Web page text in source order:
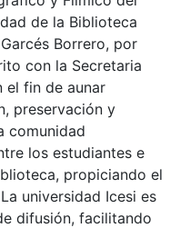
de la Biblioteca
Borrero, por
con la Secretaria
el fin de aunar
preservación y
comunidad
los estudiantes e
propiciando el
universidad Icesi es
difusión, facilitando